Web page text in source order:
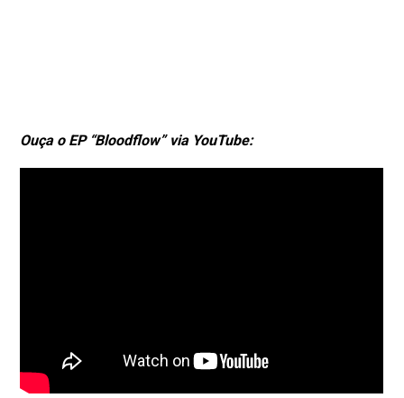
Ouça o EP “Bloodflow” via YouTube: